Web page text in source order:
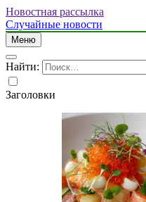
Новостная рассылка
Случайные новости
Меню
Найти:
Заголовки